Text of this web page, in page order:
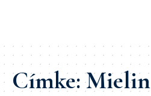
Címke:Mielin